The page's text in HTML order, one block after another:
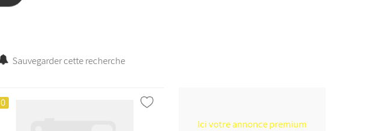
Sauvegarder cette recherche
0
Ici votre annonce premium